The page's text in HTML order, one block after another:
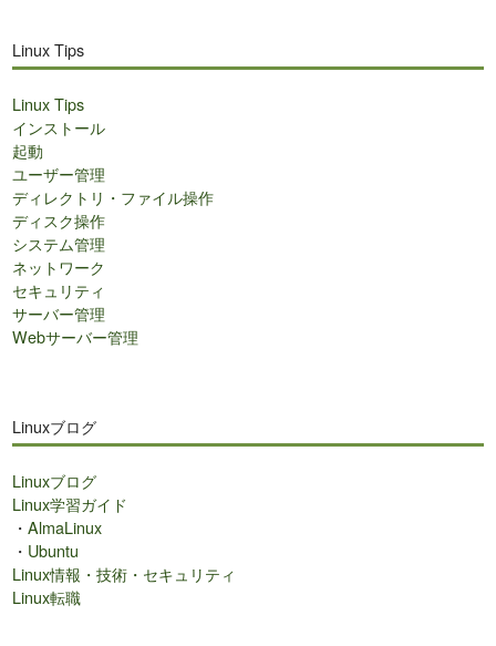
Linux Tips
Linux Tips
インストール
起動
ユーザー管理
ディレクトリ・ファイル操作
ディスク操作
システム管理
ネットワーク
セキュリティ
サーバー管理
Webサーバー管理
Linuxブログ
Linuxブログ
Linux学習ガイド
・AlmaLinux
・ Ubuntu
Linux情報・技術・セキュリティ
Linux転職